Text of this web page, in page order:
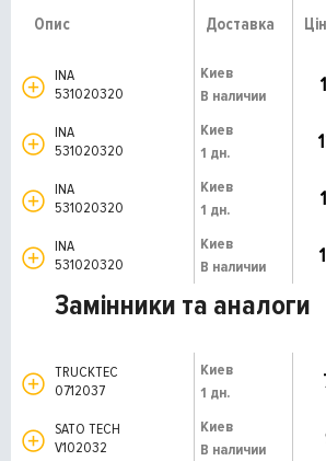
Опис Доставка
INA
531020320
Киев
В наличии
INA
531020320
Киев
1 дн.
INA
531020320
Киев
1 дн.
INA
531020320
Киев
В наличии
Замінники та аналоги
TRUCKTEC
0712037
Киев
1 дн.
SATO TECH
V102032
Киев
В наличии